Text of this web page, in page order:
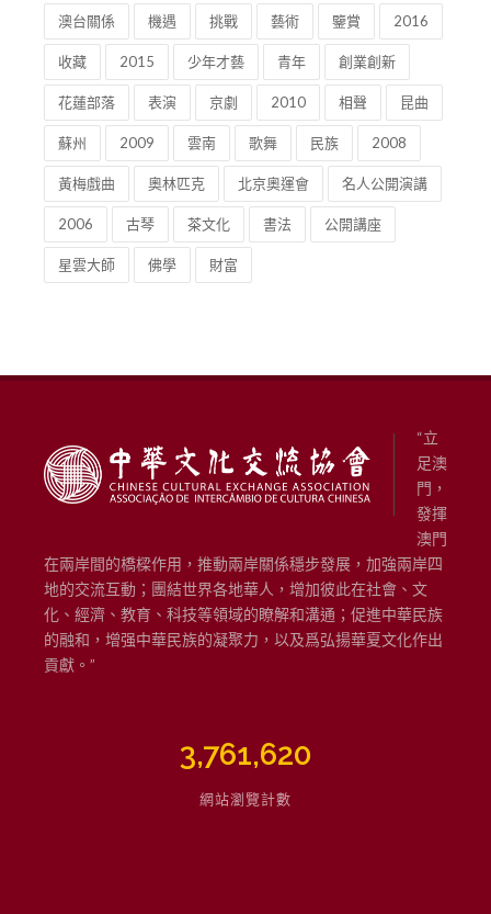
澳台關係 機遇 挑戰 藝術 鑒賞 2016
收藏 2015 少年才藝 青年 創業創新
花蓮部落 表演 京劇 2010 相聲 昆曲
蘇州 2009 雲南 歌舞 民族 2008
黃梅戲曲 奧林匹克 北京奧運會 名人公開演講
2006 古琴 茶文化 書法 公開講座
星雲大師 佛學 財富
“立
足澳
門，
發揮
澳門
在兩岸間的橋樑作用，推動兩岸關係穩步發展，加強兩岸四
地的交流互動；團結世界各地華人，增加彼此在社會、文
化、經濟、教育、科技等領域的瞭解和溝通；促進中華民族
的融和，增强中華民族的凝聚力，以及爲弘揚華夏文化作出
貢獻。”
3,761,620
網站瀏覽計數